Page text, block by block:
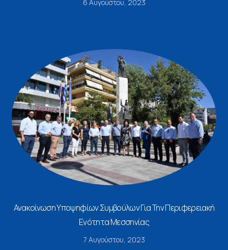
6 Αυγούστου, 2023
Ανακοίνωση Υποψηφίων Συμβούλων Για Την Περιφερειακή
Ενότητα Μεσσηνίας
7 Αυγούστου, 2023